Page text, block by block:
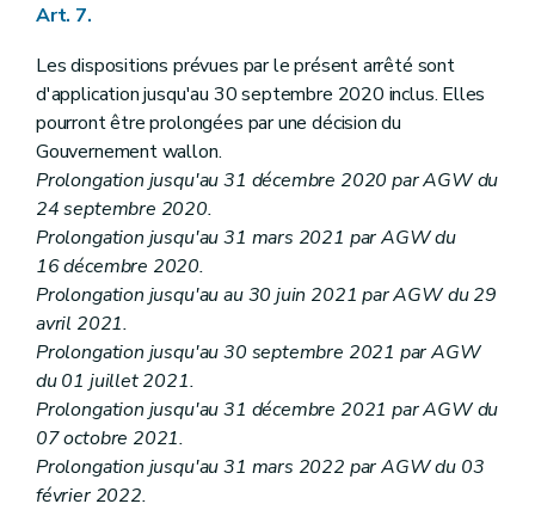
Art. 7.
Les dispositions prévues par le présent arrêté sont
d'application jusqu'au 30 septembre 2020 inclus. Elles
pourront être prolongées par une décision du
Gouvernement wallon.
Prolongation jusqu'au 31 décembre 2020 par AGW du
24 septembre 2020.
Prolongation jusqu'au 31 mars 2021 par AGW du
16 décembre 2020.
Prolongation jusqu'au au 30 juin 2021 par AGW du 29
avril 2021.
Prolongation jusqu'au 30 septembre 2021 par AGW
du 01 juillet 2021.
Prolongation jusqu'au 31 décembre 2021 par AGW du
07 octobre 2021.
Prolongation jusqu'au 31 mars 2022 par AGW du 03
février 2022.